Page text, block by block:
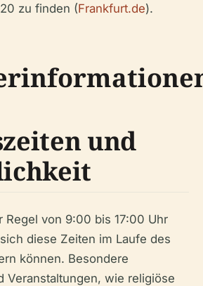
zu finden (Frankfurt.de).
und
Regel von 9:00 bis 17:00 Uhr
diese Zeiten im Laufe des
können. Besondere
Veranstaltungen, wie religiöse